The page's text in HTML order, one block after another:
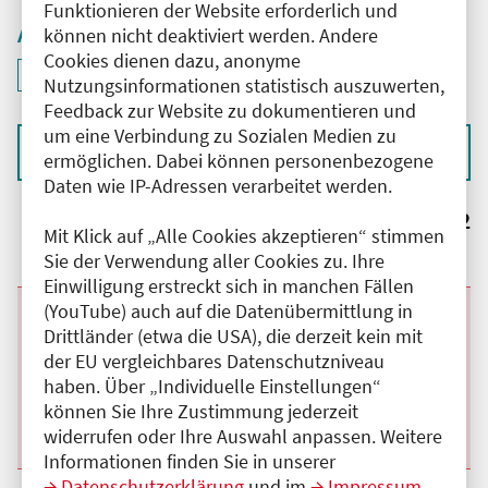
Funktionieren der Website erforderlich und
können nicht deaktiviert werden. Andere
Cookies dienen dazu, anonyme
Nutzungsinformationen statistisch auszuwerten,
Feedback zur Website zu dokumentieren und
um eine Verbindung zu Sozialen Medien zu
ermöglichen. Dabei können personenbezogene
Daten wie IP-Adressen verarbeitet werden.
Mit Klick auf „Alle Cookies akzeptieren“ stimmen
Sie der Verwendung aller Cookies zu. Ihre
Einwilligung erstreckt sich in manchen Fällen
(YouTube) auch auf die Datenübermittlung in
Drittländer (etwa die USA), die derzeit kein mit
der EU vergleichbares Datenschutzniveau
haben. Über „Individuelle Einstellungen“
können Sie Ihre Zustimmung jederzeit
widerrufen oder Ihre Auswahl anpassen. Weitere
Informationen finden Sie in unserer
Aktive Filter
Filter
ID: ANT-2504315
deaktivieren und Suchergebnisse neu laden
Sortieren nach
2
Beginn:
26.11.2026 Ende und Anfangszeit:
-26.11.2026,17:00 Uhr
Veranstaltungstitel:
Clinical Trialist
Veranstaltungsort:
Online
Kategorie:A
Fortbildungspunkte:1
Details anzeigen